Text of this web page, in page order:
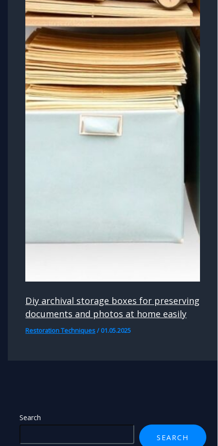
Search
SEARCH
Diy archival storage boxes for preserving
documents and photos at home easily
Restoration Techniques/ 01.05.2025